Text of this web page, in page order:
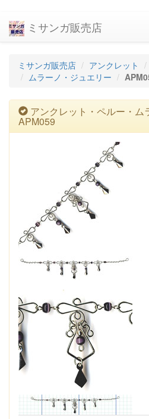
ミサンガ販売店
ミサンガ販売店 アンクレット
ムラーノ・ジュエリー
アンクレット・ペルー・ム
APM059